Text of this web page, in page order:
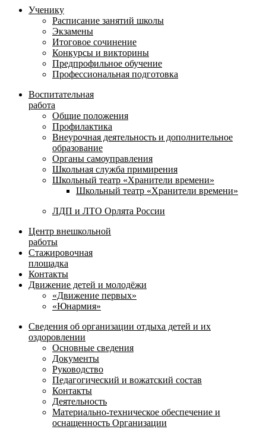
Ученику
Расписание занятий школы
Экзамены
Итоговое сочинение
Конкурсы и викторины
Предпрофильное обучение
Профессиональная подготовка
Воспитательная
работа
Общие положения
Профилактика
Внеурочная деятельность и дополнительное
образование
Органы самоуправления
Школьная служба примирения
Школьный театр «Хранители времени»
Школьный театр «Хранители времени»
ЛДП и ЛТО Орлята России
Центр внешкольной
работы
Стажировочная
площадка
Контакты
Движение детей и молодёжи
«Движение первых»
«Юнармия»
Сведения об организации отдыха детей и их
оздоровлении
Основные сведения
Документы
Руководство
Педагогический и вожатский состав
Контакты
Деятельность
Материально-техническое обеспечение и
оснащенность Организации